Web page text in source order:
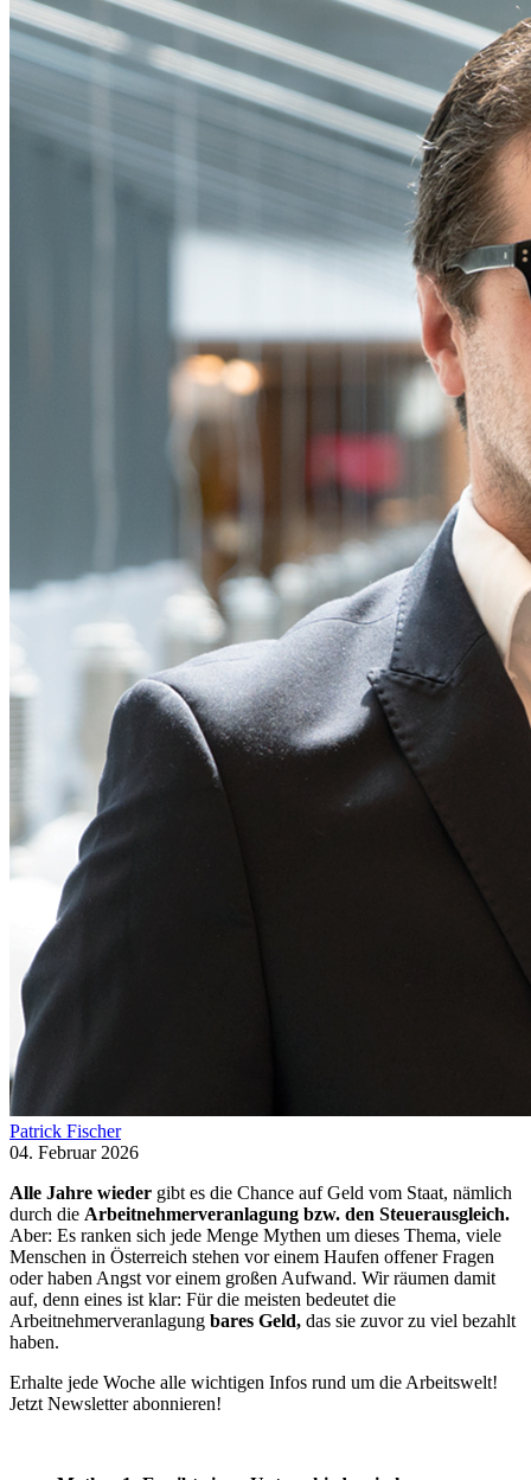
Patrick Fischer
04. Februar 2026
Alle Jahre wieder gibt es die Chance auf Geld vom Staat, nämlich
durch die Arbeitnehmerveranlagung bzw. den Steuerausgleich.
Aber: Es ranken sich jede Menge Mythen um dieses Thema, viele
Menschen in Österreich stehen vor einem Haufen offener Fragen
oder haben Angst vor einem großen Aufwand. Wir räumen damit
auf, denn eines ist klar: Für die meisten bedeutet die
Arbeitnehmerveranlagung bares Geld, das sie zuvor zu viel bezahlt
haben.
Erhalte jede Woche alle wichtigen Infos rund um die Arbeitswelt!
Jetzt Newsletter abonnieren!